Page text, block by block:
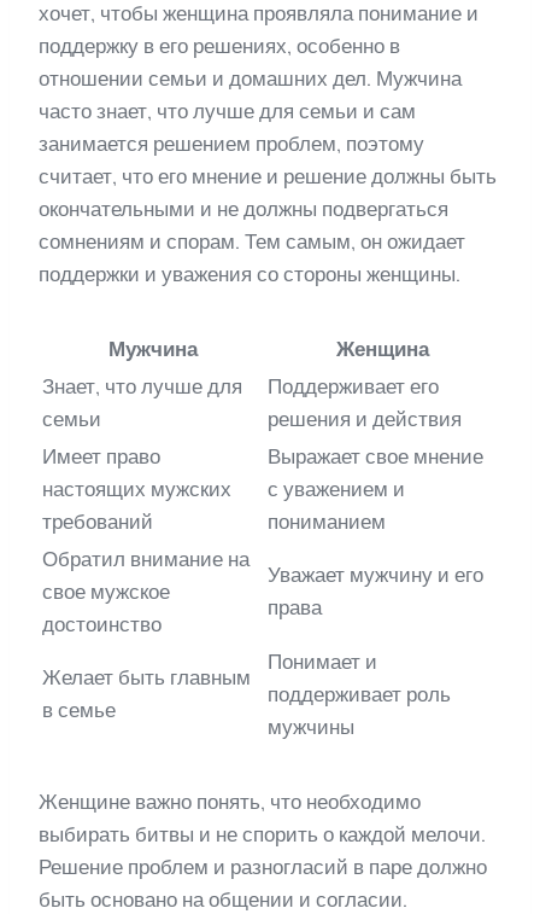
хочет, чтобы женщина проявляла понимание и
поддержку в его решениях, особенно в
отношении семьи и домашних дел. Мужчина
часто знает, что лучше для семьи и сам
занимается решением проблем, поэтому
считает, что его мнение и решение должны быть
окончательными и не должны подвергаться
сомнениям и спорам. Тем самым, он ожидает
поддержки и уважения со стороны женщины.
Мужчина
Женщина
Знает, что лучше для
семьи
Поддерживает его
решения и действия
Имеет право
настоящих мужских
требований
Выражает свое мнение
с уважением и
пониманием
Обратил внимание на
свое мужское
достоинство
Уважает мужчину и его
права
Желает быть главным
в семье
Понимает и
поддерживает роль
мужчины
Женщине важно понять, что необходимо
выбирать битвы и не спорить о каждой мелочи.
Решение проблем и разногласий в паре должно
быть основано на общении и согласии.